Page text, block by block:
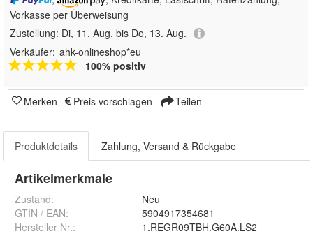
Vorkasse per Überweisung
Zustellung: Di, 11. Aug. bis Do, 13. Aug.
Verkäufer: ahk-onlineshop*eu
100% positiv
Merken Preis vorschlagen Teilen
Produktdetails Zahlung, Versand & Rückgabe
Artikelmerkmale
Zustand:
Neu
GTIN / EAN:
5904917354681
Hersteller Nr.:
1.REGR09TBH.G60A.LS2